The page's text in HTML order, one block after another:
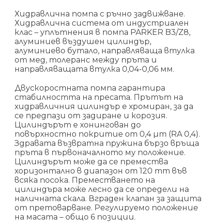
Хидравлична помпа с ръчно задвижване.
Хидравлична система от индустриален
клас – уплътнения в помпа PARKER B3/Z8,
алуминиев въздушен цилиндър,
алуминиево бутало, направляваща втулка
от мед, толеранс между пръта и
направляващата втулка 0,04-0,06 мм.
Двускоростната помпа гарантира
стабилността на пресата. Прътът на
хидравличния цилиндър е хромиран, за да
се предпази от задиране и корозия.
Цилиндърът е хонингован до
повърхностно покритие от 0,4 µm (RA 0,4).
Здравата възвратна пружина бързо връща
пръта в първоначалното му положение.
Цилиндърът може да се премества
хоризонтално в диапазон от 120 mm във
всяка посока. Преместването на
цилиндъра може лесно да се определи на
наличната скала. Вграден клапан за защита
от претоварване. Регулируемо положение
на масата – общо 6 позиции.